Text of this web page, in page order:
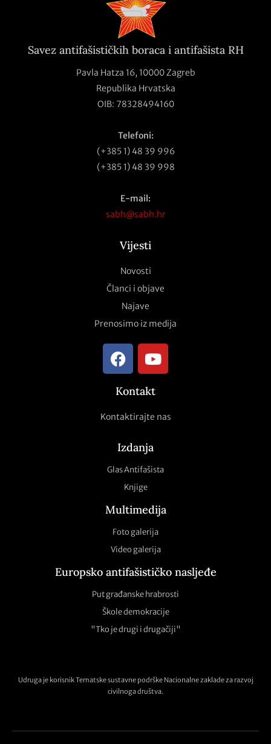
Savez antifašističkih boraca i antifašista RH
Pavla Hatza 16, 10000 Zagreb
Republika Hrvatska
OIB: 78328494160
Telefoni:
(+385 1) 48 39 996
(+385 1) 48 39 998
E-mail:
sabh@sabh.hr
Vijesti
Novosti
Članci i objave
Najave
Prenosimo iz medija
Kontakt
Kontaktirajte nas
Izdanja
Glas Antifašista
Knjige
Multimedija
Foto galerija
Video galerija
Europsko antifašističko nasljeđe
Put građanske hrabrosti
Škole demokracije
"Tko je drugi i drugačiji"
Udruga je korisnik Tematske sustavne podrške Nacionalne zaklade za razvoj
civilnoga društva.